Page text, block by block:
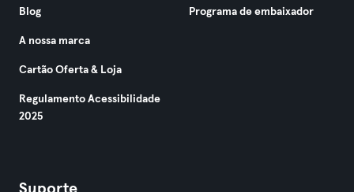
Blog
A nossa marca
Cartão Oferta & Loja
Regulamento Acessibilidade
2025
Programa de embaixador
Suporte